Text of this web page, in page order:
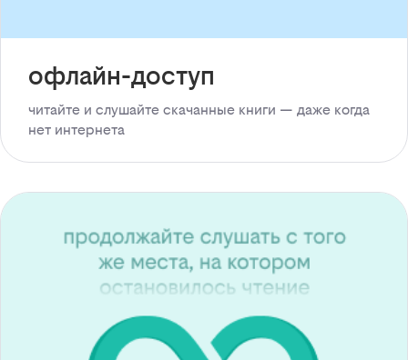
офлайн-доступ
читайте и слушайте скачанные книги — даже когда
нет интернета